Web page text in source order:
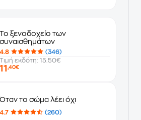
Το ξενοδοχείο των
συναισθημάτων
4.8
(346)
Τιμή εκδότη: 15.50€
11 ,40€
Όταν το σώμα λέει όχι
4.7
(260)